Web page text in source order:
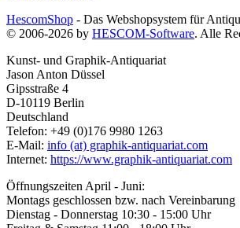
HescomShop - Das Webshopsystem für
© 2006-2026 by HESCOM-Software. Alle
Kunst- und Graphik-Antiquariat
Jason Anton Düssel
Gipsstraße 4
D-10119 Berlin
Deutschland
Telefon: +49 (0)176 9980 1263
E-Mail: info (at) graphik-antiquariat.com
Internet: https://www.graphik-antiquariat.com
Öffnungszeiten April - Juni:
Montags geschlossen bzw. nach Vereinbarung
Dienstag - Donnerstag 10:30 - 15:00 Uhr